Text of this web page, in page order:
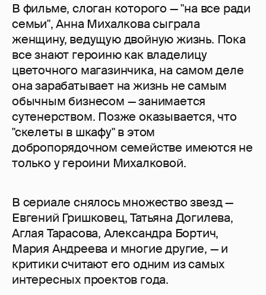
В фильме, слоган которого — "на все ради
семьи", Анна Михалкова сыграла
женщину, ведущую двойную жизнь. Пока
все знают героиню как владелицу
цветочного магазинчика, на самом деле
она зарабатывает на жизнь не самым
обычным бизнесом — занимается
сутенерством. Позже оказывается, что
"скелеты в шкафу" в этом
добропорядочном семействе имеются не
только у героини Михалковой.
В сериале снялось множество звезд —
Евгений Гришковец, Татьяна Догилева,
Аглая Тарасова, Александра Бортич,
Мария Андреева и многие другие, — и
критики считают его одним из самых
интересных проектов года.